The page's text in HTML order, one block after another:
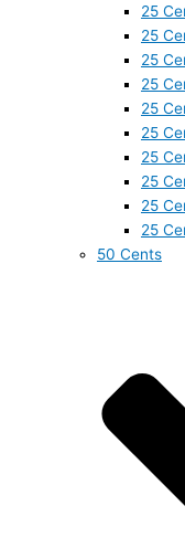
25
25
25
25
25
25
25
25
25
25
50 Cents